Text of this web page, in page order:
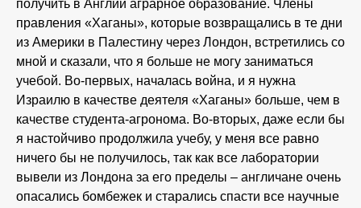
получить в Англии аграрное образование. Члены
правления «Хаганы», которые возвращались в те дни
из Америки в Палестину через Лондон, встретились со
мной и сказали, что я больше не могу заниматься
учебой. Во-первых, началась война, и я нужна
Израилю в качестве деятеля «Хаганы» больше, чем в
качестве студента-агронома. Во-вторых, даже если бы
я настойчиво продолжила учебу, у меня все равно
ничего бы не получилось, так как все лаборатории
вывели из Лондона за его пределы – англичане очень
опасались бомбежек и старались спасти все научные